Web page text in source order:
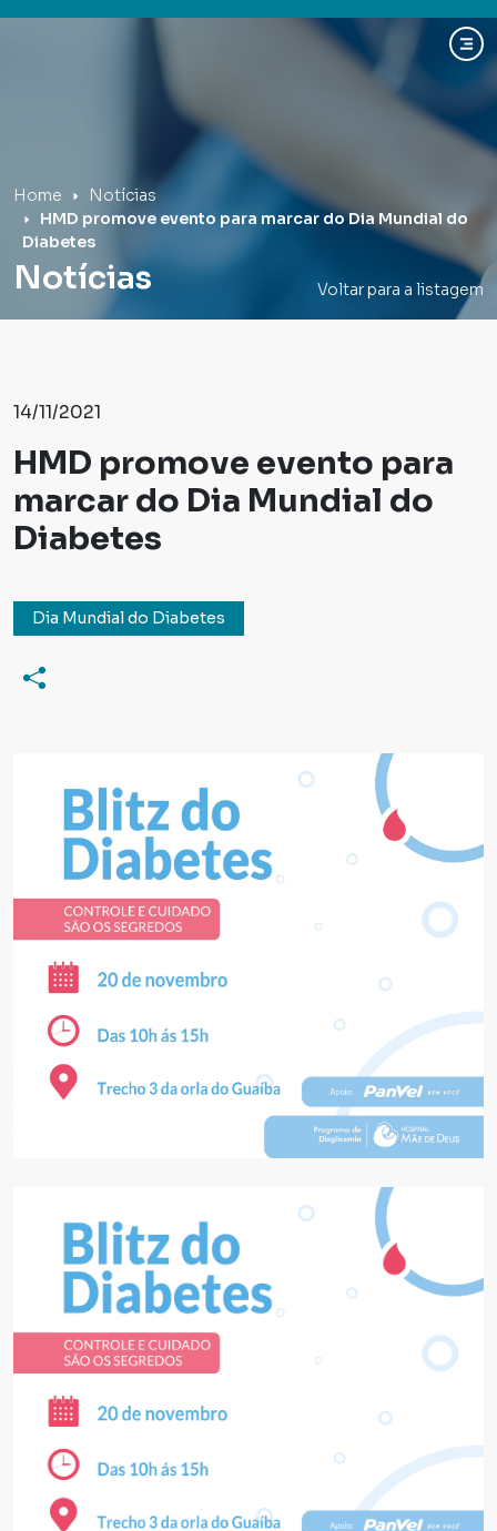
Home
Notícias
HMD promove evento para marcar do Dia Mundial do
Diabetes
Notícias Voltar para a listagem
14/11/2021
HMD promove evento para
marcar do Dia Mundial do
Diabetes
Dia Mundial do Diabetes